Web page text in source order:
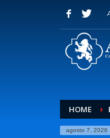
HOME
agosto 7, 2026